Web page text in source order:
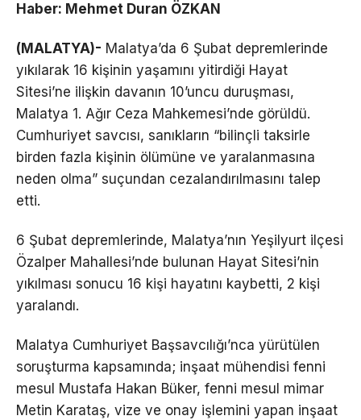
Haber: Mehmet Duran ÖZKAN
(MALATYA)- Malatya’da 6 Şubat depremlerinde
yıkılarak 16 kişinin yaşamını yitirdiği Hayat
Sitesi’ne ilişkin davanın 10’uncu duruşması,
Malatya 1. Ağır Ceza Mahkemesi’nde görüldü.
Cumhuriyet savcısı, sanıkların “bilinçli taksirle
birden fazla kişinin ölümüne ve yaralanmasına
neden olma” suçundan cezalandırılmasını talep
etti.
6 Şubat depremlerinde, Malatya’nın Yeşilyurt ilçesi
Özalper Mahallesi’nde bulunan Hayat Sitesi’nin
yıkılması sonucu 16 kişi hayatını kaybetti, 2 kişi
yaralandı.
Malatya Cumhuriyet Başsavcılığı’nca yürütülen
soruşturma kapsamında; inşaat mühendisi fenni
mesul Mustafa Hakan Büker, fenni mesul mimar
Metin Karataş, vize ve onay işlemini yapan inşaat